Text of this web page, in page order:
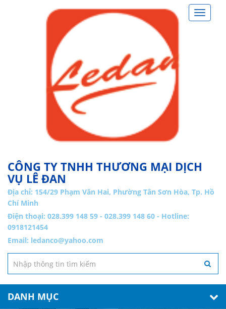
Toggle
CÔNG TY TNHH THƯƠNG MẠI DỊCH
VỤ LÊ ĐAN
Địa chỉ: 154/29 Phạm Văn Hai, Phường Tân Sơn Hòa, Tp. Hồ
Chí Minh
Điện thoại: 028.399 148 59 - 028.399 148 60 - Hotline:
0918121454
Email: ledanco@yahoo.com
DANH MỤC